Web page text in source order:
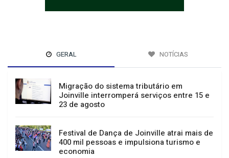
GERAL NOTÍCIAS
Migração do sistema tributário em
Joinville interromperá serviços entre 15 e
23 de agosto
Festival de Dança de Joinville atrai mais de
400 mil pessoas e impulsiona turismo e
economia